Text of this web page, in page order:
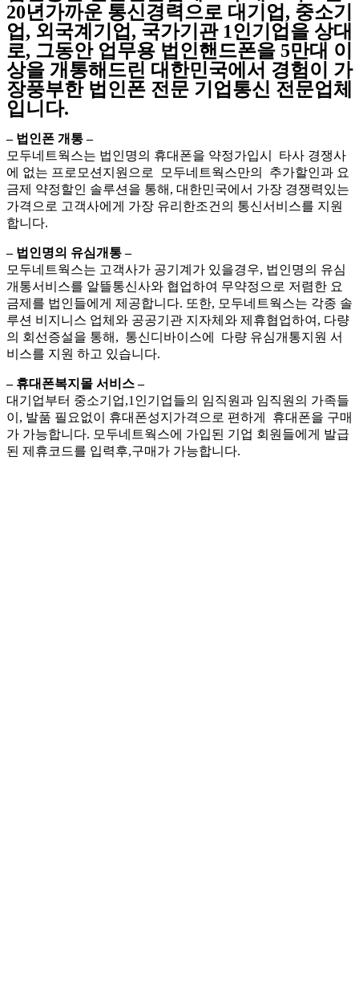
20년가까운 통신경력으로 대기업, 중소기
업, 외국계기업, 국가기관 1인기업을 상대
로, 그동안 업무용 법인핸드폰을 5만대 이
상을 개통해드린 대한민국에서 경험이 가
장풍부한 법인폰 전문 기업통신 전문업체
입니다.
– 법인폰 개통 –
모두네트웍스는 법인명의 휴대폰을 약정가입시 타사 경쟁사
에 없는 프로모션지원으로 모두네트웍스만의 추가할인과 요
금제 약정할인 솔루션을 통해, 대한민국에서 가장 경쟁력있는
가격으로 고객사에게 가장 유리한조건의 통신서비스를 지원
합니다.
– 법인명의 유심개통 –
모두네트웍스는 고객사가 공기계가 있을경우, 법인명의 유심
개통서비스를 알뜰통신사와 협업하여 무약정으로 저렴한 요
금제를 법인들에게 제공합니다. 또한, 모두네트웍스는 각종 솔
루션 비지니스 업체와 공공기관 지자체와 제휴협업하여, 다량
의 회선증설을 통해, 통신디바이스에 다량 유심개통지원 서
비스를 지원 하고 있습니다.
– 휴대폰복지몰 서비스 –
대기업부터 중소기업,1인기업들의 임직원과 임직원의 가족들
이, 발품 필요없이 휴대폰성지가격으로 편하게 휴대폰을 구매
가 가능합니다. 모두네트웍스에 가입된 기업 회원들에게 발급
된 제휴코드를 입력후,구매가 가능합니다.